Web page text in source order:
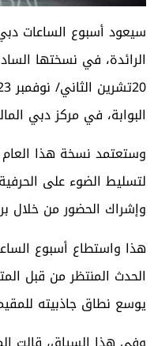
سيعود أسبوع الساعات
البوابة، في مركز دبي
وستعتمد نسخة هذا العام
لتسليط الضوء على
وإشراك الحضور من خلال
هذا واستطاع أسبوع
الحدث المنتظر من قبل
يوسع نطاق جاذبيته